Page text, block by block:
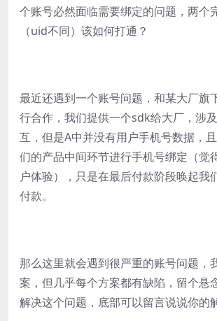
个账号必然面临需要绑定的问题，两个
（uid不同）该如何打通？
最近还遇到一个账号问题，和某大厂旗
行合作，我们提供一个sdk给大厂，涉
互，但是A中并没有用户手机号数据，
们的产品中间环节进行手机号绑定（觉
户体验），只是在最后付款阶段唤起我
付款。
那么这里就会遇到很严重的账号问题，
案，但几乎每个方案都有缺陷，留个悬
解决这个问题，底部可以留言说说你的